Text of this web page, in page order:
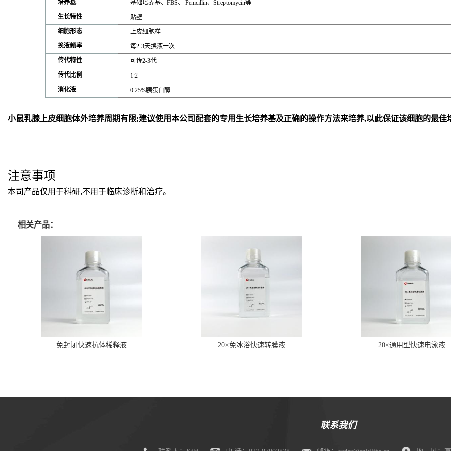
培养基
基础培养基、FBS、 Penicillin、Streptomycin等
生长特性
贴壁
细胞形态
上皮细胞样
换液频率
每2-3天换液一次
传代特性
可传2-3代
传代比例
1:2
消化液
0.25%胰蛋白酶
小鼠乳腺上皮细胞体外培养周期有限;建议使用本公司配套的专用生长培养基及正确的操作方法来培养,以此保证该细胞的最佳
注意事项
本司产品仅用于科研,不用于临床诊断和治疗。
相关产品：
免封闭快速抗体稀释液 20×免冰浴快速转膜液 20×通用型快速电泳液
联系我们